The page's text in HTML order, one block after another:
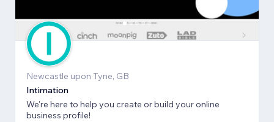
Newcastle upon Tyne, GB
Intimation
We're here to help you create or build your online
business profile!